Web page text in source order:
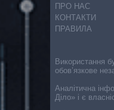
ПРО НАС
КОНТАКТИ
ПРАВИЛА
Використання
обов’язкове
Аналітична
Діло» і є